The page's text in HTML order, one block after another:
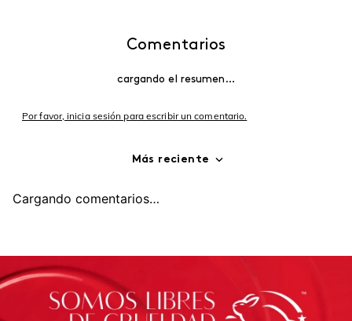
Comentarios
cargando el resumen…
Por favor, inicia sesión para escribir un comentario.
Más reciente
Cargando comentarios…